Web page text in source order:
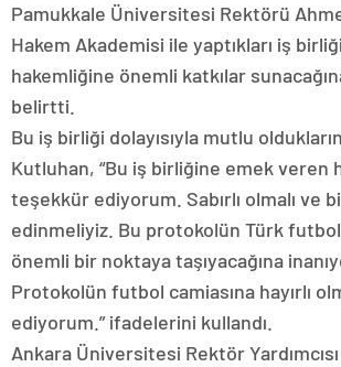
Pamukkale Üniversitesi Rektörü
Hakem Akademisi ile yaptıkları iş
hakemliğine önemli katkılar
belirtti.
Bu iş birliği dolayısıyla mutlu
Kutluhan, “Bu iş birliğine emek veren
teşekkür ediyorum. Sabırlı olmalı ve
edinmeliyiz. Bu protokolün Türk
önemli bir noktaya taşıyacağına
Protokolün futbol camiasına hayırlı
ediyorum.” ifadelerini kullandı.
Ankara Üniversitesi Rektör